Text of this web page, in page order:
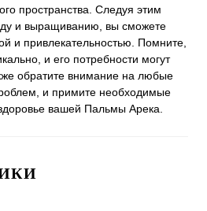
пространства. Следуя этим
и выращиванию, вы сможете
и привлекательностью. Помните,
и его потребности могут
обратите внимание на любые
и примите необходимые
вашей Пальмы Арека.